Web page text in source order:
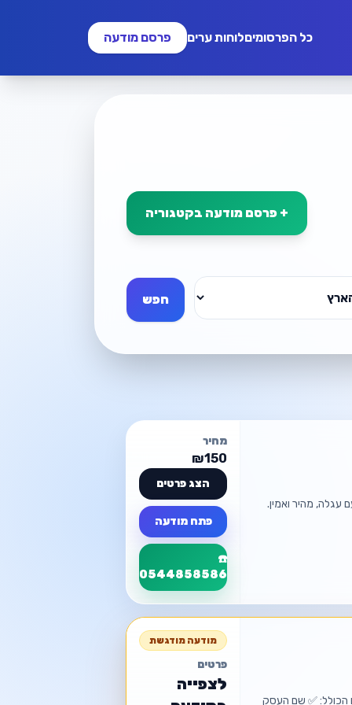
כל הפרסומיםלוחות ערים פרסם מודעה
+ פרסם מודעה בקטגוריה
חפש
עגלה, מהיר ואמין.
מחיר
₪150
הצג פרטים
פתח מודעה
☎️
0544858586
פרטי המודעה
הובלות קטנות באשקלון והדרום
הכולל: ✅ שם העסק
מודעה מודגשת
פרטים
לצפייה